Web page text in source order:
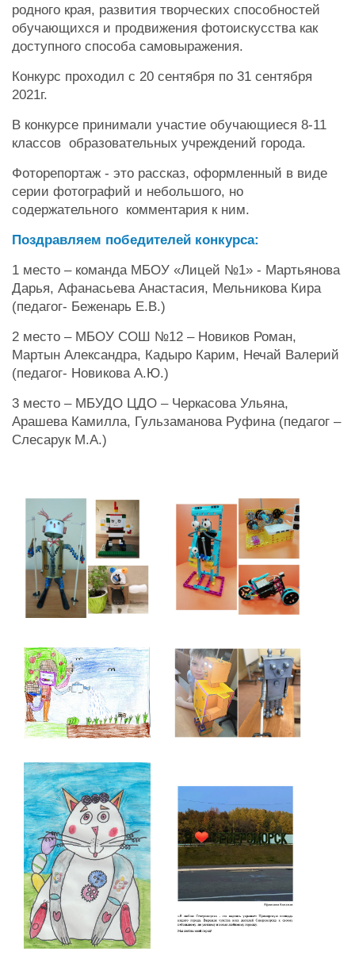
родного края, развития творческих способностей
обучающихся и продвижения фотоискусства как
доступного способа самовыражения.
Конкурс проходил с 20 сентября по 31 сентября
2021г.
В конкурсе принимали участие обучающиеся 8-11
классов образовательных учреждений города.
Фоторепортаж - это рассказ, оформленный в виде
серии фотографий и небольшого, но
содержательного комментария к ним.
Поздравляем победителей конкурса:
1 место – команда МБОУ «Лицей №1» - Мартьянова
Дарья, Афанасьева Анастасия, Мельникова Кира
(педагог- Беженарь Е.В.)
2 место – МБОУ СОШ №12 – Новиков Роман,
Мартын Александра, Кадыро Карим, Нечай Валерий
(педагог- Новикова А.Ю.)
3 место – МБУДО ЦДО – Черкасова Ульяна,
Арашева Камилла, Гульзаманова Руфина (педагог –
Слесарук М.А.)